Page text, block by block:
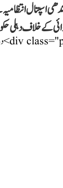
اسپتال
کے خلاف